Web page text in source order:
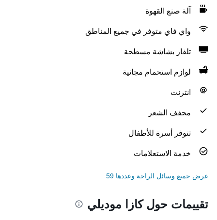
آلة صنع القهوة
واي فاي متوفر في جميع المناطق
تلفاز بشاشة مسطحة
لوازم استحمام مجانية
انترنت
مجفف الشعر
تتوفر أسرة للأطفال
خدمة الاستعلامات
عرض جميع وسائل الراحة وعددها 59
تقييمات حول كازا موديلي